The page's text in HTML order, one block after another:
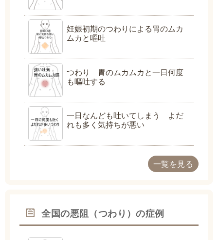
妊娠初期のつわりによる胃のムカ
ムカと嘔吐
つわり 胃のムカムカと一日何度
も嘔吐する
一日なんども吐いてしまう よだ
れも多く気持ちが悪い
一覧を見る
全国の悪阻（つわり）の症例